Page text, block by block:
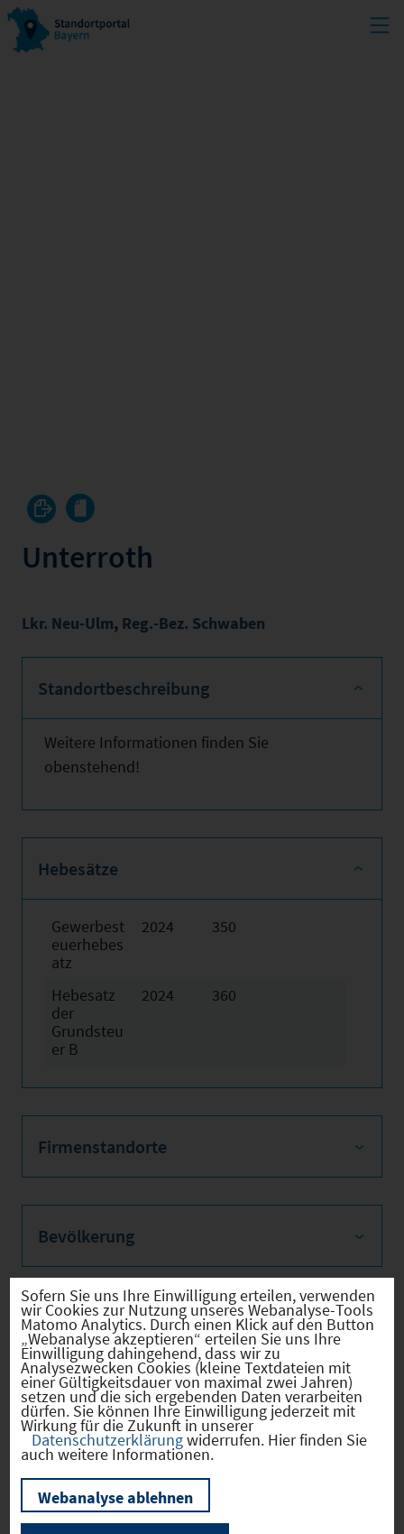
Unterroth
Lkr. Neu-Ulm, Reg.-Bez. Schwaben
Standortbeschreibung
Weitere Informationen finden Sie
obenstehend!
Hebesätze
Gewerbest
euerhebes
atz
2024 350
Hebesatz
der
Grundsteu
er B
2024 360
Firmenstandorte
Bevölkerung
Sozialvers. Beschäftigte
Verkehrsinfrastruktur
Kommunale Infrastruktur
Sofern Sie uns Ihre Einwilligung erteilen, verwenden
wir Cookies zur Nutzung unseres Webanalyse-Tools
Matomo Analytics. Durch einen Klick auf den Button
„Webanalyse akzeptieren“ erteilen Sie uns Ihre
Einwilligung dahingehend, dass wir zu
Analysezwecken Cookies (kleine Textdateien mit
einer Gültigkeitsdauer von maximal zwei Jahren)
setzen und die sich ergebenden Daten verarbeiten
dürfen. Sie können Ihre Einwilligung jederzeit mit
Wirkung für die Zukunft in unserer
Datenschutzerklärungwiderrufen. Hier finden Sie
auch weitere Informationen.
Webanalyse ablehnen